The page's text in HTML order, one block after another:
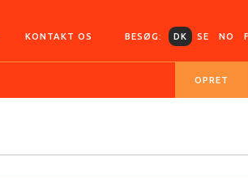
KONTAKT OS BESØG: DK SE NO
OPRET